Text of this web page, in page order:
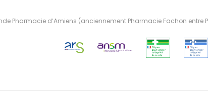
Pharmacie d’Amiens (anciennement Pharmacie Fachon entre